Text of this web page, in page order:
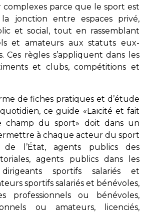
parce que le sport est
jonction entre espaces privé,
et social, tout en rassemblant
et amateurs aux statuts eux-
Ces règles s’appliquent dans les
et clubs, compétitions et
de fiches pratiques et d’étude
ce guide «Laïcité et fait
champ du sport» doit dans un
à chaque acteur du sport
de l’État, agents publics des
agents publics dans les
dirigeants sportifs salariés et
sportifs salariés et bénévoles,
professionnels ou bénévoles,
ou amateurs, licenciés,